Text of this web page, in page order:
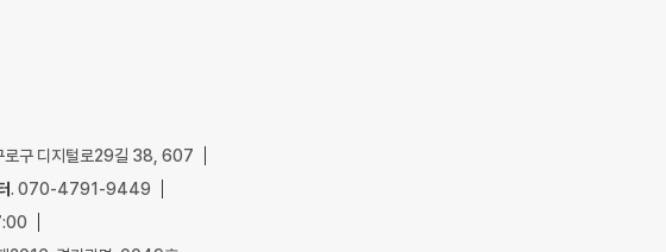
로구 디지털로29길 38, 607
. 070-4791-9449